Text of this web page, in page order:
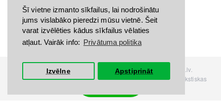
Šī vietne izmanto sīkfailus, lai nodrošinātu
jums vislabāko pieredzi mūsu vietnē. Šeit
varat izvēlēties kādus sīkfailus vēlaties
atļaut. Vairāk info: Privātuma politika
Izvēlne Apstiprināt
Privātuma politika
Pirkšanas noteikumi
GDPR datu rīki
Visas tiesības rezervētas. Interneta veikals www.Discomania.lv.
Jebkuras Discomania.lv informācijas pārpublicēšana, bez rakstiskas